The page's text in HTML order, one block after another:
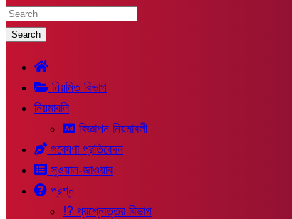
Search
নিয়মিত বিভাগ
নিয়মাবলি
বিজ্ঞাপন নিয়মাবলী
গবেষণা প্রতিবেদন
সুওয়াল-জাওয়াব
প্রশ্ন
⁉ প্রশ্নোত্তর বিভাগ